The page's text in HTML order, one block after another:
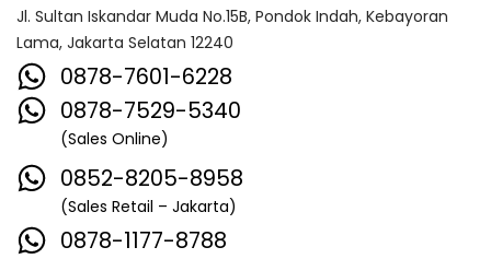
Jl. Sultan Iskandar Muda No.15B, Pondok Indah, Kebayoran
Lama, Jakarta Selatan 12240
0878-7601-6228
0878-7529-5340
(Sales Online)
0852-8205-8958
(Sales Retail – Jakarta)
0878-1177-8788